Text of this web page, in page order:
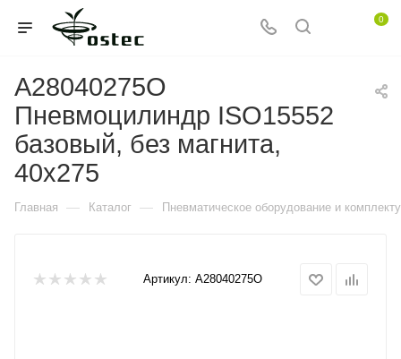
0
A28040275O
Пневмоцилиндр ISO15552
базовый, без магнита,
40x275
Главная — Каталог — Пневматическое оборудование и
Артикул: A28040275O